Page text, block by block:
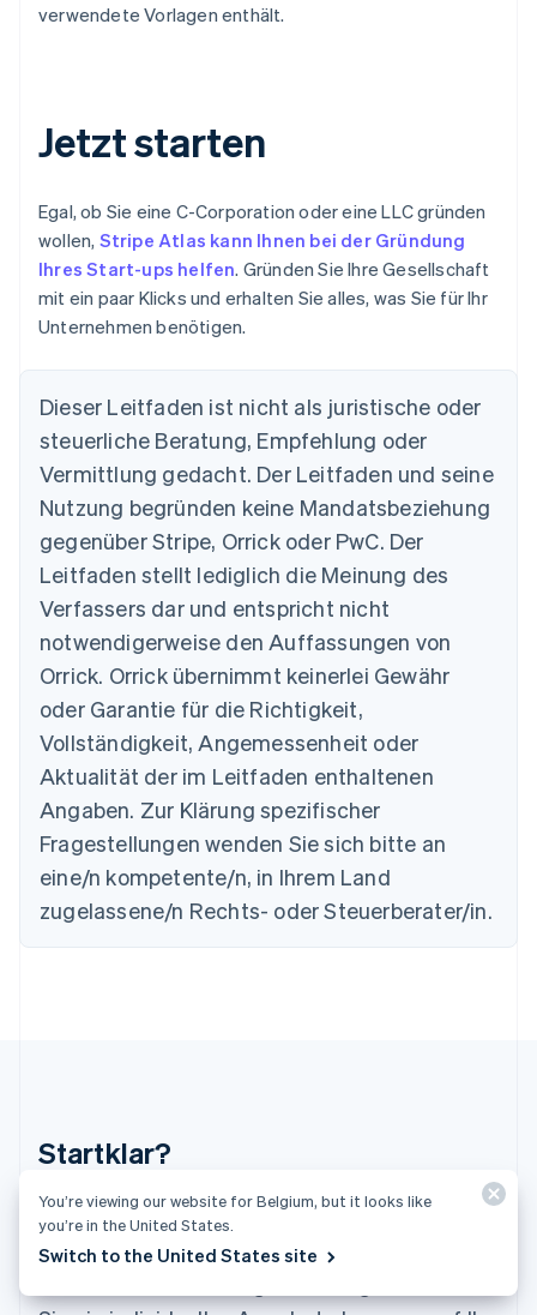
verwendete Vorlagen enthält.
Jetzt starten
Egal, ob Sie eine C-Corporation oder eine LLC gründen
wollen, Stripe Atlas kann Ihnen bei der Gründung
Ihres Start-ups helfen. Gründen Sie Ihre Gesellschaft
mit ein paar Klicks und erhalten Sie alles, was Sie für Ihr
Unternehmen benötigen.
Dieser Leitfaden ist nicht als juristische oder
steuerliche Beratung, Empfehlung oder
Vermittlung gedacht. Der Leitfaden und seine
Nutzung begründen keine Mandatsbeziehung
gegenüber Stripe, Orrick oder PwC. Der
Leitfaden stellt lediglich die Meinung des
Verfassers dar und entspricht nicht
notwendigerweise den Auffassungen von
Orrick. Orrick übernimmt keinerlei Gewähr
oder Garantie für die Richtigkeit,
Vollständigkeit, Angemessenheit oder
Aktualität der im Leitfaden enthaltenen
Angaben. Zur Klärung spezifischer
Fragestellungen wenden Sie sich bitte an
eine/n kompetente/n, in Ihrem Land
zugelassene/n Rechts- oder Steuerberater/in.
Startklar?
Erstellen Sie direkt ein Konto und beginnen Sie
mit dem Akzeptieren von Zahlungen. Unser
Australien
PortuguêsEnglish
Bulgarien
Dänemark
Deutschland
DeutschEnglish
Estland
English
简体中文English
Finnland
English Svenska
Frankreich
FrançaisEnglish
English
Griechenland
English
Indien
English
Irland
English
Italiano English
Japan
日本語 English
Kanada
EnglishFrançais
Kroatien
Lettland
English
English
EspañolEnglish
Neuseeland
English
NederlandsEnglish
You’re viewing our website for Belgium, but it looks like
you’re in the United States.
Switch to the United States site